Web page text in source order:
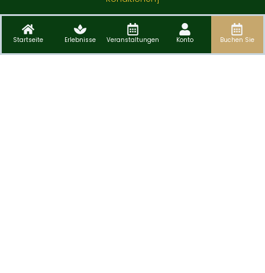
Startseite Erlebnisse Veranstaltungen Konto Buchen Sie